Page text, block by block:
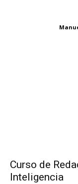
Curso de
Inteligencia